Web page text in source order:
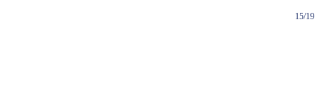
15/19